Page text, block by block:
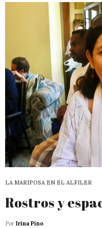
LA MARIPOSA EN EL ALFILER
Rostros y
Por Irina Pino